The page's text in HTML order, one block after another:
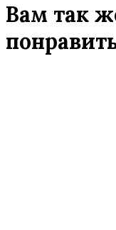
Вам так